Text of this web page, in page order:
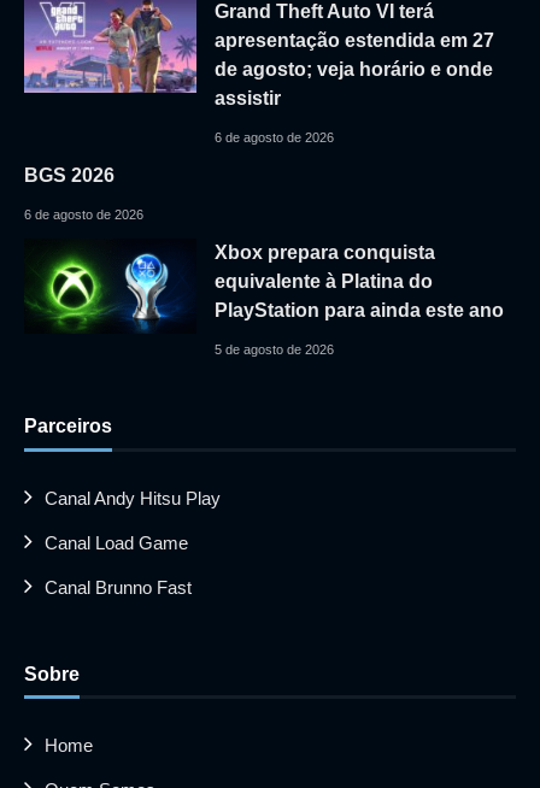
Grand Theft Auto VI terá
apresentação estendida em 27
de agosto; veja horário e onde
assistir
6 de agosto de 2026
BGS 2026
6 de agosto de 2026
Xbox prepara conquista
equivalente à Platina do
PlayStation para ainda este ano
5 de agosto de 2026
Parceiros
Canal Andy Hitsu Play
Canal Load Game
Canal Brunno Fast
Sobre
Home